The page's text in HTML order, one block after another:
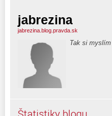
jabrezina
jabrezina.blog.pravda.sk
Tak si myslím